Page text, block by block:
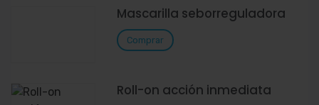
Mascarilla seborreguladora
Comprar
Roll-on acción inmediata